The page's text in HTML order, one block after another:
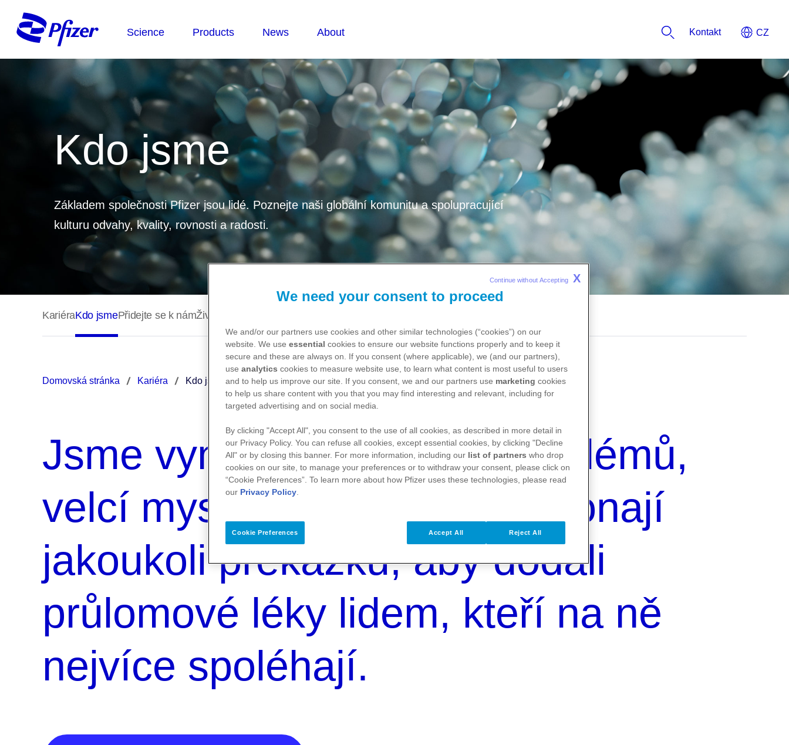
Kontakt
Kdo jsme
Základem společnosti Pfizer jsou lidé. Poznejte naši globální komunitu a spolupracující
kulturu odvahy, kvality, rovnosti a radosti.
Domovská stránka Kariéra Kdo jsme
Jsme vynálezci, řešitelé problémů,
velcí myslitelé – ti, kteří překonají
jakoukoli překážku, aby dodali
průlomové léky lidem, kteří na ně
nejvíce spoléhají.
We need your consent to proceed
We and/or our partners use cookies and other similar technologies (“cookies”) on our
website. We use essential cookies to ensure our website functions properly and to keep it
secure and these are always on. If you consent (where applicable), we (and our partners),
use analytics cookies to measure website use, to learn what content is most useful to users
and to help us improve our site. If you consent, we and our partners use marketing cookies
to help us share content with you that you may find interesting and relevant, including for
targeted advertising and on social media.
By clicking "Accept All", you consent to the use of all cookies, as described in more detail in
our Privacy Policy. You can refuse all cookies, except essential cookies, by clicking "Decline
All" or by closing this banner. For more information, including our list of partners who drop
cookies on our site, to manage your preferences or to withdraw your consent, please click on
“Cookie Preferences”. To learn more about how Pfizer uses these technologies, please read
our Privacy Policy
Cookie Preferences Reject All
Accept All
Continue without Accepting X